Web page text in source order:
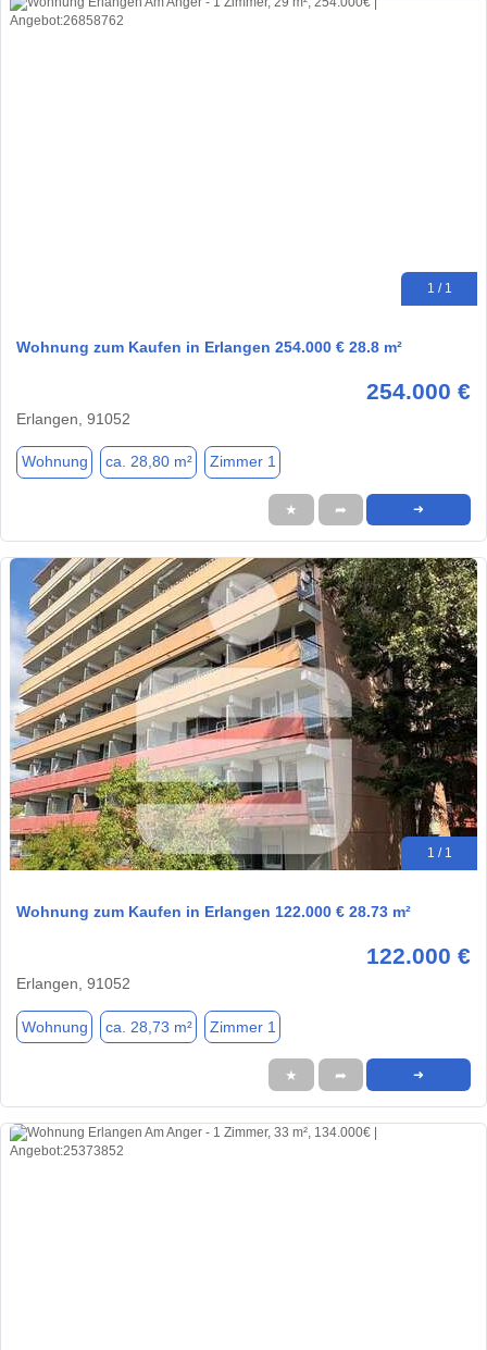
1 / 1
Wohnung zum Kaufen in Erlangen 254.000 € 28.8 m²
254.000 €
Erlangen, 91052
Wohnung ca. 28,80 m² Zimmer 1
★ ➦ ➜
1 / 1
Wohnung zum Kaufen in Erlangen 122.000 € 28.73 m²
122.000 €
Erlangen, 91052
Wohnung ca. 28,73 m² Zimmer 1
★ ➦ ➜